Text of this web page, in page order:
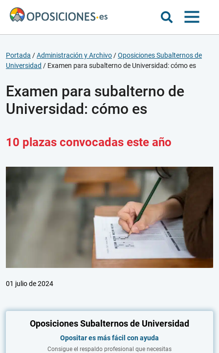
Portada /Administración y Archivo /Oposiciones Subalternos de
Universidad / Examen para subalterno de Universidad: cómo es
Examen para subalterno de
Universidad: cómo es
10 plazas convocadas este año
01 julio de 2024
Oposiciones Subalternos de Universidad
Opositar es más fácil con ayuda
Consigue el respaldo profesional que necesitas